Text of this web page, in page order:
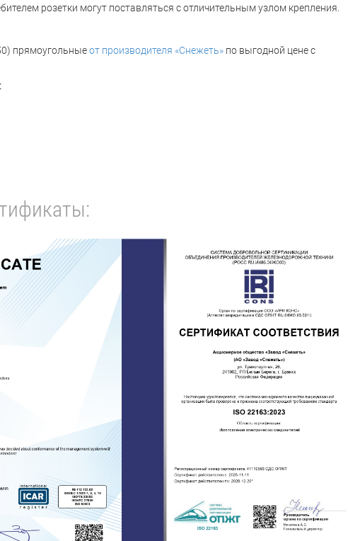
розетки могут поставляться с отличительным узлом крепления.
прямоугольныеот производителя «Снежеть»по выгодной цене с